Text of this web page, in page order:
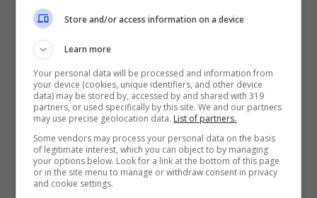
Secondo
che fa la differenza. L’
specchio della mentalità del giocatore in
campo. “È una cosa da non sottovalutare
per i giovani di oggi– ha spiegato –È uno
dei pochi a vent’anni, insieme a Haaland,
che quando segna
Store and/or access information on a device
Learn more
Your personal data will be processed and information from
your device (cookies, unique identifiers, and other device
data) may be stored by, accessed by and shared with 319
partners, or used specifically by this site. We and our partners
may use precise geolocation data. List of partners.
Some vendors may process your personal data on the basis
of legitimate interest, which you can object to by managing
your options below. Look for a link at the bottom of this page
or in the site menu to manage or withdraw consent in privacy
and cookie settings.